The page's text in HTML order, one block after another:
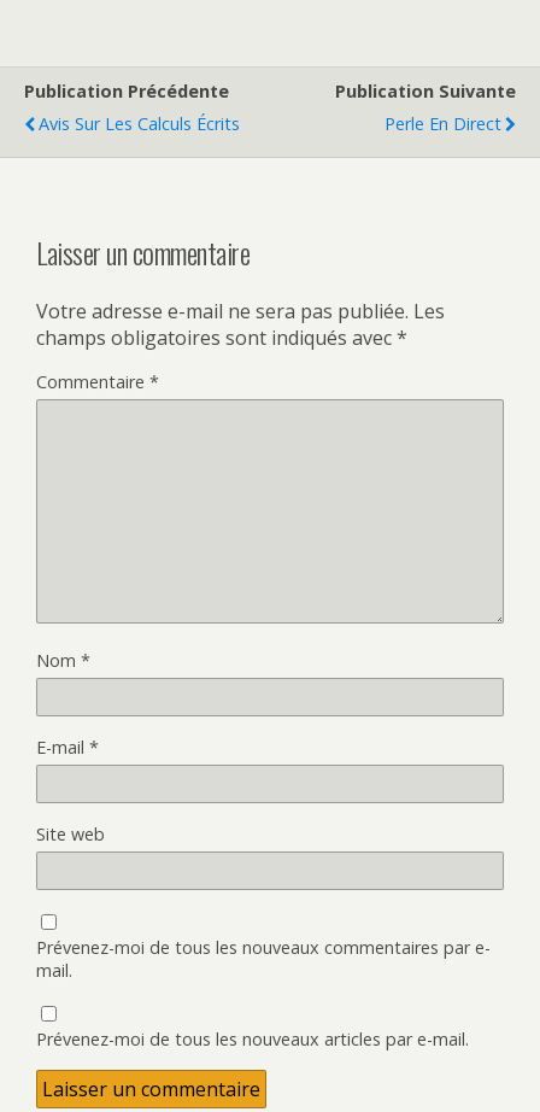
Publication Précédente
Avis Sur Les Calculs Écrits
Publication Suivante
Perle En Direct
Laisser un commentaire
Votre adresse e-mail ne sera pas publiée. Les
champs obligatoires sont indiqués avec*
Commentaire *
Nom *
E-mail *
Site web
Prévenez-moi de tous les nouveaux commentaires par e-
mail.
Prévenez-moi de tous les nouveaux articles par e-mail.